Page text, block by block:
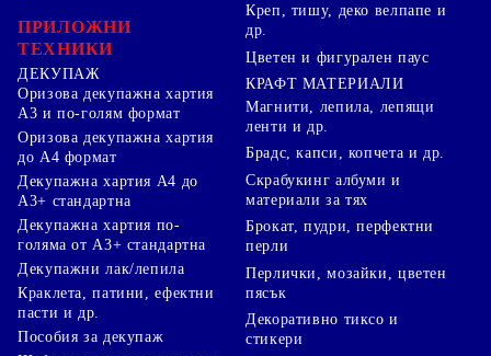
ПРИЛОЖНИ
ТЕХНИКИ
ДЕКУПАЖ
Оризова декупажна хартия
А3 и по-голям формат
Оризова декупажна хартия
до А4 формат
Декупажна хартия А4 до
А3+ стандартна
Декупажна хартия по-
голяма от А3+ стандартна
Декупажни лак/лепила
Краклета, патини, ефектни
пасти и др.
Пособия за декупаж
Креп, тишу, деко велпапе и
др.
Цветен и фигурален паус
КРАФТ МАТЕРИАЛИ
Магнити, лепила, лепящи
ленти и др.
Брадс, капси, копчета и др.
Скрабукинг албуми и
материали за тях
Брокат, пудри, перфектни
перли
Перлички, мозайки, цветен
пясък
Декоративно тиксо и
стикери